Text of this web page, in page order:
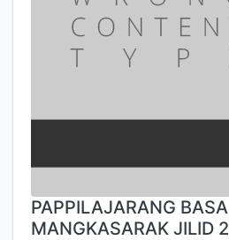
PAPPILAJARANG BASA
MANGKASARAK JILID 2